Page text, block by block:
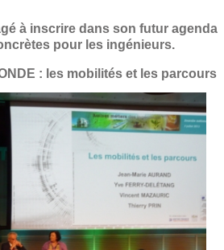
à inscrire dans son futur agenda
pour les ingénieurs.
: les mobilités et les parcours